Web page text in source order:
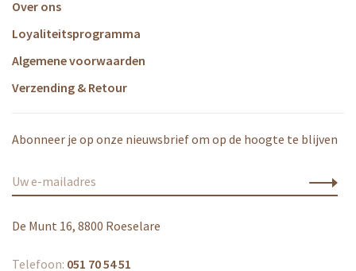
Over ons
Loyaliteitsprogramma
Algemene voorwaarden
Verzending & Retour
Abonneer je op onze nieuwsbrief om op de hoogte te blijven
De Munt 16, 8800 Roeselare
Telefoon: 051 70 54 51